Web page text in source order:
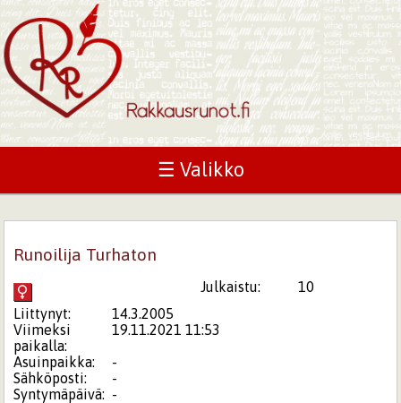
☰ Valikko
Runoilija Turhaton
Julkaistu:
10
Liittynyt:
14.3.2005
Viimeksi
paikalla:
19.11.2021 11:53
Asuinpaikka:
-
Sähköposti:
-
Syntymäpäivä: -